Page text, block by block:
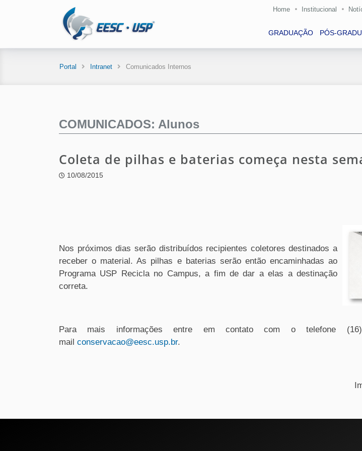
Home Institucional
GRADUAÇÃO PÓS-
Portal Intranet Comunicados Internos
COMUNICADOS: Alunos
Coleta de pilhas e baterias começa nesta
10/08/2015
Nos próximos dias serão distribuídos recipientes coletores destinados a
receber o material. As pilhas e baterias serão então encaminhadas ao
Programa USP Recicla no Campus, a fim de dar a elas a destinação
correta.
Para mais informações entre em contato com o telefone
mail conservacao@eesc.usp.br.